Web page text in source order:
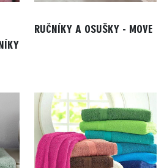
RUČNÍKY A OSUŠKY - MOVE